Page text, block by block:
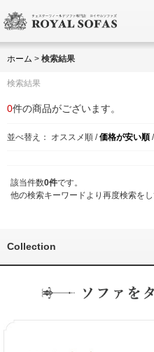
ホーム > 検索結果
検索結果
0件の商品がございます。
並べ替え： オススメ順 /価格が安い順 /
該当件数0件です。
他の検索キーワードより再度検索をし
Collection